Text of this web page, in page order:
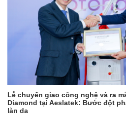
Lễ chuyển giao công nghệ và ra
Diamond tại Aeslatek: Bước đột
làn da